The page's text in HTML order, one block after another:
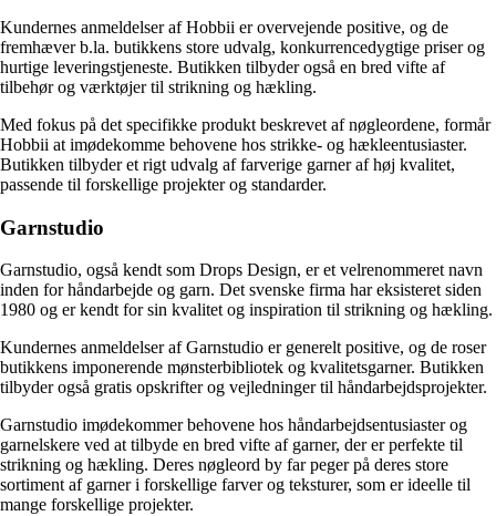
Kundernes anmeldelser af Hobbii er overvejende positive, og de
fremhæver b.la. butikkens store udvalg, konkurrencedygtige priser og
hurtige leveringstjeneste. Butikken tilbyder også en bred vifte af
tilbehør og værktøjer til strikning og hækling.
Med fokus på det specifikke produkt beskrevet af nøgleordene, formår
Hobbii at imødekomme behovene hos strikke- og hækleentusiaster.
Butikken tilbyder et rigt udvalg af farverige garner af høj kvalitet,
passende til forskellige projekter og standarder.
Garnstudio
Garnstudio, også kendt som Drops Design, er et velrenommeret navn
inden for håndarbejde og garn. Det svenske firma har eksisteret siden
1980 og er kendt for sin kvalitet og inspiration til strikning og hækling.
Kundernes anmeldelser af Garnstudio er generelt positive, og de roser
butikkens imponerende mønsterbibliotek og kvalitetsgarner. Butikken
tilbyder også gratis opskrifter og vejledninger til håndarbejdsprojekter.
Garnstudio imødekommer behovene hos håndarbejdsentusiaster og
garnelskere ved at tilbyde en bred vifte af garner, der er perfekte til
strikning og hækling. Deres nøgleord by far peger på deres store
sortiment af garner i forskellige farver og teksturer, som er ideelle til
mange forskellige projekter.